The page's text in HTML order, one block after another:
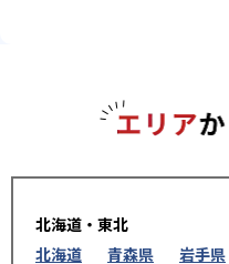
北海道・東北
北海道
青森県 岩手県